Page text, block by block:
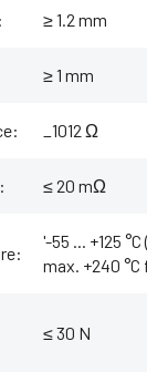
: ≥ 1.2 mm
≥ 1 mm
: _1012 Ω
: ≤ 20 mΩ
:
'-55 ... +125
max. +240 °C
≤ 30 N